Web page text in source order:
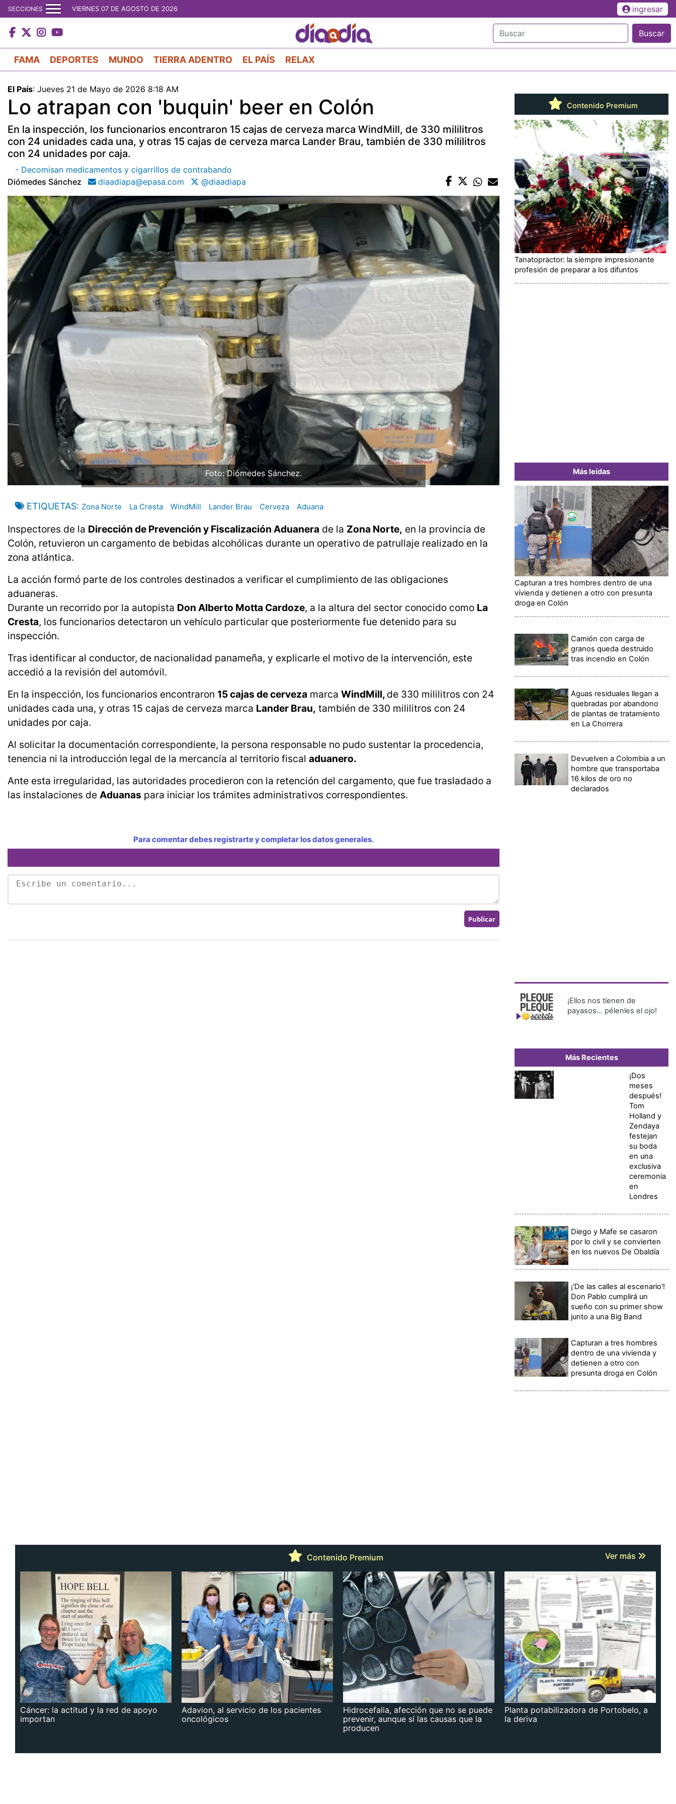
al
contenido
principal
SECCIONES VIERNES 07 DE AGOSTO DE 2026 ingresar
Buscar
FAMA DEPORTES MUNDO TIERRA ADENTRO EL PAÍS RELAX
El País: Jueves 21 de Mayo de 2026 8:18 AM
Lo atrapan con 'buquin' beer en Colón
En la inspección, los funcionarios encontraron 15 cajas de cerveza marca WindMill, de 330 mililitros
con 24 unidades cada una, y otras 15 cajas de cerveza marca Lander Brau, también de 330 mililitros
con 24 unidades por caja.
- Decomisan medicamentos y cigarrillos de contrabando
Diómedes Sánchez
diaadiapa@epasa.com @diaadiapa
Foto: Diómedes Sánchez.
ETIQUETAS Zona Norte La Cresta WindMill Lander Brau Cerveza Aduana
Inspectores de la Dirección de Prevención y Fiscalización Aduanera de la Zona Norte, en la provincia de
Colón, retuvieron un cargamento de bebidas alcohólicas durante un operativo de patrullaje realizado en la
zona atlántica.
La acción formó parte de los controles destinados a verificar el cumplimiento de las obligaciones
aduaneras.
Durante un recorrido por la autopista Don Alberto Motta Cardoze, a la altura del sector conocido como La
Cresta, los funcionarios detectaron un vehículo particular que posteriormente fue detenido para su
inspección.
Tras identificar al conductor, de nacionalidad panameña, y explicarle el motivo de la intervención, este
accedió a la revisión del automóvil.
En la inspección, los funcionarios encontraron 15 cajas de cerveza marca WindMill, de 330 mililitros con 24
unidades cada una, y otras 15 cajas de cerveza marca Lander Brau, también de 330 mililitros con 24
unidades por caja.
Al solicitar la documentación correspondiente, la persona responsable no pudo sustentar la procedencia,
tenencia ni la introducción legal de la mercancía al territorio fiscal aduanero.
Ante esta irregularidad, las autoridades procedieron con la retención del cargamento, que fue trasladado a
las instalaciones de Aduanas para iniciar los trámites administrativos correspondientes.
Para comentar debes registrarte y completar los datos generales.
Contenido Premium
Tanatopractor: la siempre impresionante
profesión de preparar a los difuntos
Más leídas
Capturan a tres hombres dentro de una
vivienda y detienen a otro con presunta
droga en Colón
Camión con carga de
granos queda destruido
tras incendio en Colón
Aguas residuales llegan a
quebradas por abandono
de plantas de tratamiento
en La Chorrera
Devuelven a Colombia a un
hombre que transportaba
16 kilos de oro no
declarados
¡Ellos nos tienen de
payasos… pélenles el ojo!
Más Recientes
¡Dos
meses
después!
Tom
Holland y
Zendaya
festejan
su boda
en una
exclusiva
ceremonia
en
Londres
Diego y Mafe se casaron
por lo civil y se convierten
en los nuevos De Obaldía
¡'De las calles al escenario'!
Don Pablo cumplirá un
sueño con su primer show
junto a una Big Band
Capturan a tres hombres
dentro de una vivienda y
detienen a otro con
presunta droga en Colón
Contenido Premium Ver más
Cáncer: la actitud y la red de apoyo
importan
Adavion, al servicio de los pacientes
oncológicos
Hidrocefalia, afección que no se puede
prevenir, aunque sí las causas que la
producen
Planta potabilizadora de Portobelo, a
la deriva